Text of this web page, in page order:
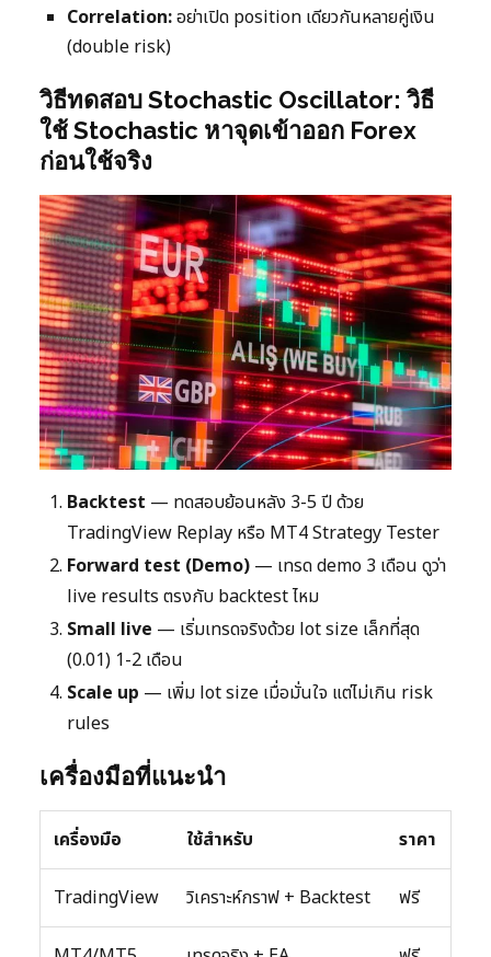
Correlation:อย่าเปิด position เดียวกันหลายคู่เงิน
(double risk)
วิธีทดสอบ Stochastic Oscillator: วิธี
ใช้ Stochastic หาจุดเข้าออก Forex
ก่อนใช้จริง
Backtest — ทดสอบย้อนหลัง 3-5 ปี ด้วย
TradingView Replay หรือ MT4 Strategy Tester
Forward test (Demo) — เทรด demo 3 เดือน ดูว่า
live results ตรงกับ backtest ไหม
Small live — เริ่มเทรดจริงด้วย lot size เล็กที่สุด
(0.01) 1-2 เดือน
Scale up — เพิ่ม lot size เมื่อมั่นใจ แต่ไม่เกิน risk
rules
เครื่องมือที่แนะนำ
เครื่องมือ ใช้สำหรับ ราคา
TradingView วิเคราะห์กราฟ + Backtest ฟรี